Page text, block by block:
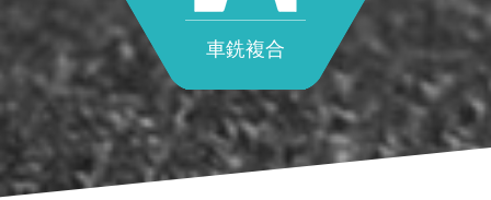
車銑複合